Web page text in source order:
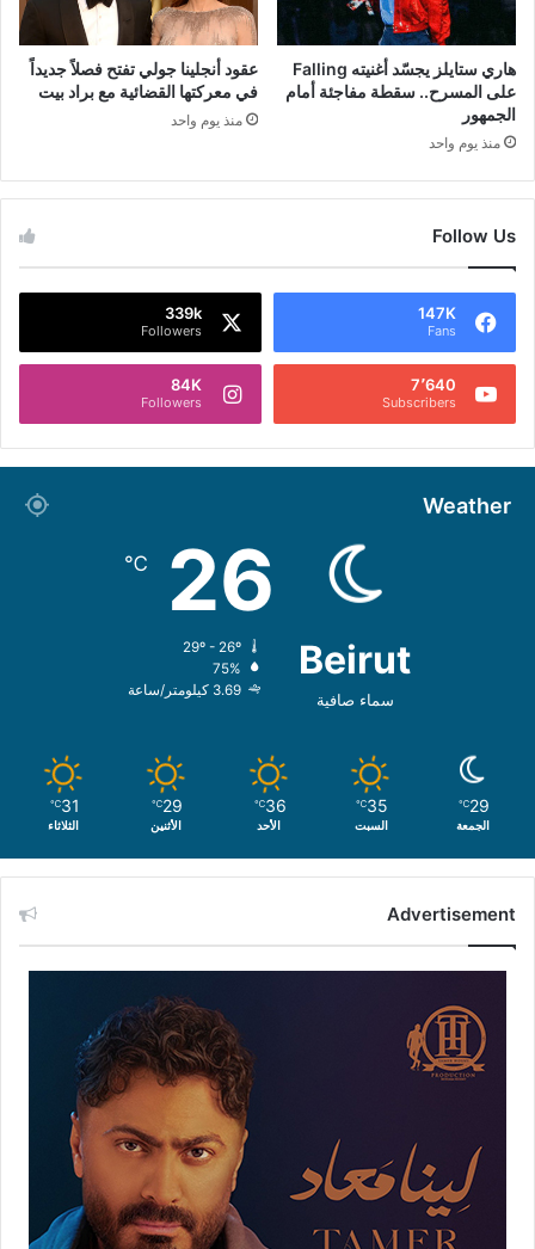
هاري ستايلز يجسّد أغنيته Falling
على المسرح.. سقطة مفاجئة أمام
الجمهور
منذ يوم واحد
عقود أنجلينا جولي تفتح فصلاً جديداً
في معركتها القضائية مع براد بيت
منذ يوم واحد
Follow Us
147K
Fans
339k
Followers
7٬640
Subscribers
84K
Followers
Weather
Beirut
سماء صافية
26
℃
75%
3.69 كيلومتر/ساعة
29
℃
الجمعة
35
℃
السبت
36
℃
الأحد
29
℃
الأثنين
31
℃
الثلاثاء
Advertisement